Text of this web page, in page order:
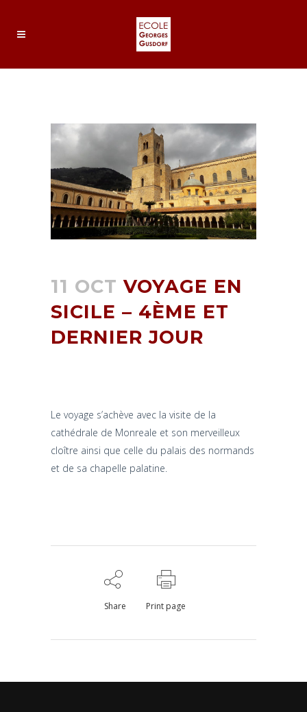
11 OCT VOYAGE EN
SICILE – 4ÈME ET
DERNIER JOUR
Le voyage s’achève avec la visite de la
cathédrale de Monreale et son merveilleux
cloître ainsi que celle du palais des normands
et de sa chapelle palatine.
Share Print page